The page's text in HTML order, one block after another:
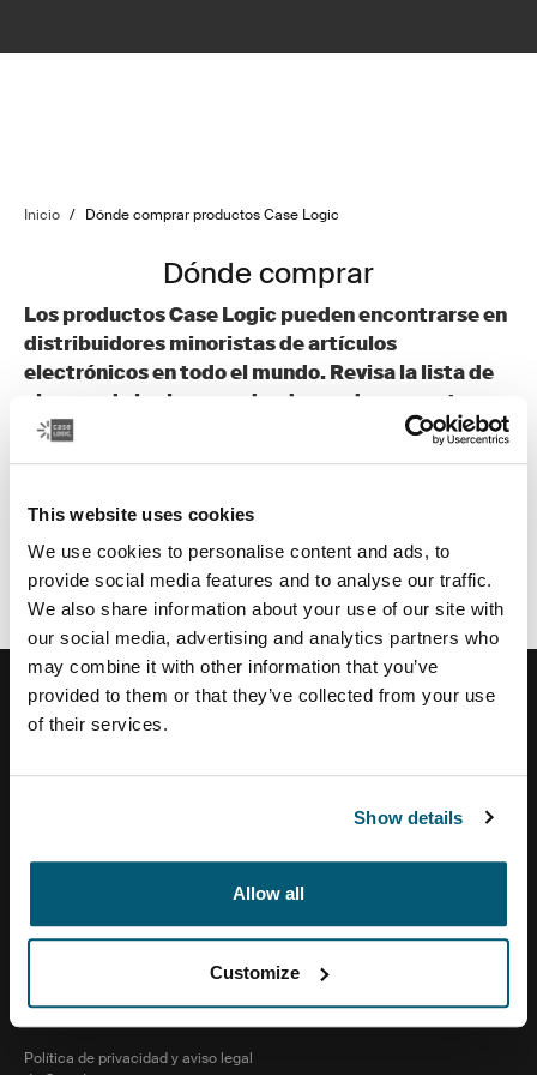
This website uses cookies
We use cookies to personalise content and ads, to
provide social media features and to analyse our traffic.
We also share information about your use of our site with
our social media, advertising and analytics partners who
may combine it with other information that you’ve
provided to them or that they’ve collected from your use
of their services.
Show details
Allow all
Customize
Inicio / Dónde comprar productos Case Logic
Dónde comprar
Los productos Case Logic pueden encontrarse en
distribuidores minoristas de artículos
electrónicos en todo el mundo. Revisa la lista de
algunos de los lugares donde puedes encontrar
nuestros productos. Haz clic en los vínculos a
continuación para ir al sitio web de cada
Panafoto
Panafoto sucursales
Centro de ayuda
Visit Thule on Facebook (external link)
Visit Thule on Instagram (external link)
Visit Thule on Youtube (external
Política de privacidad y aviso legal